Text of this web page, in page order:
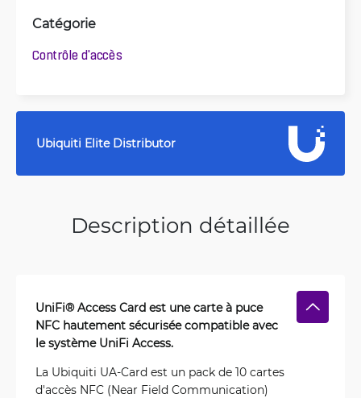
Catégorie
Contrôle d'accès
Ubiquiti Elite Distributor
Description détaillée
UniFi® Access Card est une carte à puce
NFC hautement sécurisée compatible avec
le système UniFi Access.
La Ubiquiti UA-Card est un pack de 10 cartes
d'accès NFC (Near Field Communication)